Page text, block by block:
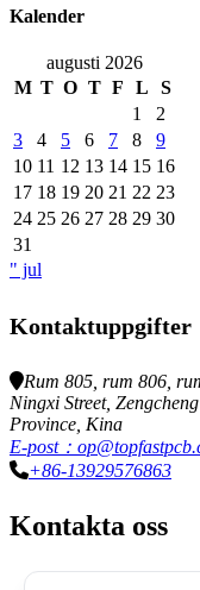
Kalender
augusti 2026
M T O T F L
S
1
2
3
4 5 6 7 8
9
10 11 12 13 14 15 16
17 18 19 20 21 22 23
24 25 26 27 28 29 30
31
" jul
Kontaktuppgifter
Rum 805, rum 806,
Ningxi Street,
Province, Kina
E-post：
+86-13929576863
Kontakta oss